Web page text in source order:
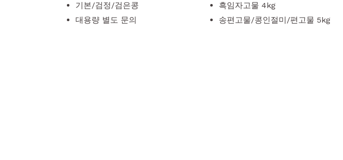
기본/검정/검은콩
대용량 별도 문의
흑임자고물 4kg
송편고물/콩인절미/편고물 5kg